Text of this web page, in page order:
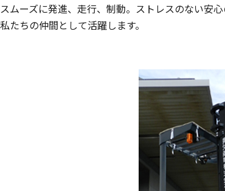
スムーズに発進、走行、制動。ストレスのない安
私たちの仲間として活躍します。